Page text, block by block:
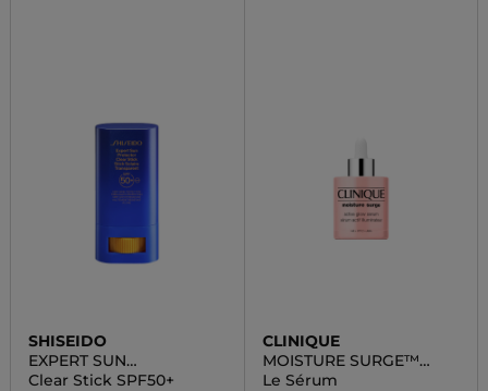
SHISEIDO
EXPERT SUN
PROTECTOR
Clear Stick SPF50+
CLINIQUE
MOISTURE SURGE™
ACTIVE GLOW
Le Sérum